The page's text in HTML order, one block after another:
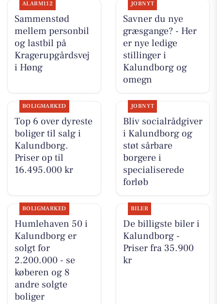
ALARM112
Sammenstød
mellem personbil
og lastbil på
Kragerupgårdsvej
i Høng
JOBNYT
Savner du nye
græsgange? - Her
er nye ledige
stillinger i
Kalundborg og
omegn
BOLIGMARKED
Top 6 over dyreste
boliger til salg i
Kalundborg.
Priser op til
16.495.000 kr
JOBNYT
Bliv socialrådgiver
i Kalundborg og
støt sårbare
borgere i
specialiserede
forløb
BOLIGMARKED
Humlehaven 50 i
Kalundborg er
solgt for
2.200.000 - se
køberen og 8
andre solgte
boliger
BILER
De billigste biler i
Kalundborg -
Priser fra 35.900
kr